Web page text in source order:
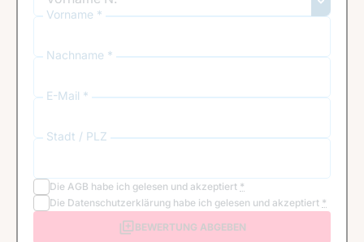
Vorname *
Nachname *
E-Mail *
Stadt / PLZ
Die AGB habe ich gelesen und akzeptiert *
Die Datenschutzerklärung habe ich gelesen und akzeptiert *
BEWERTUNG ABGEBEN